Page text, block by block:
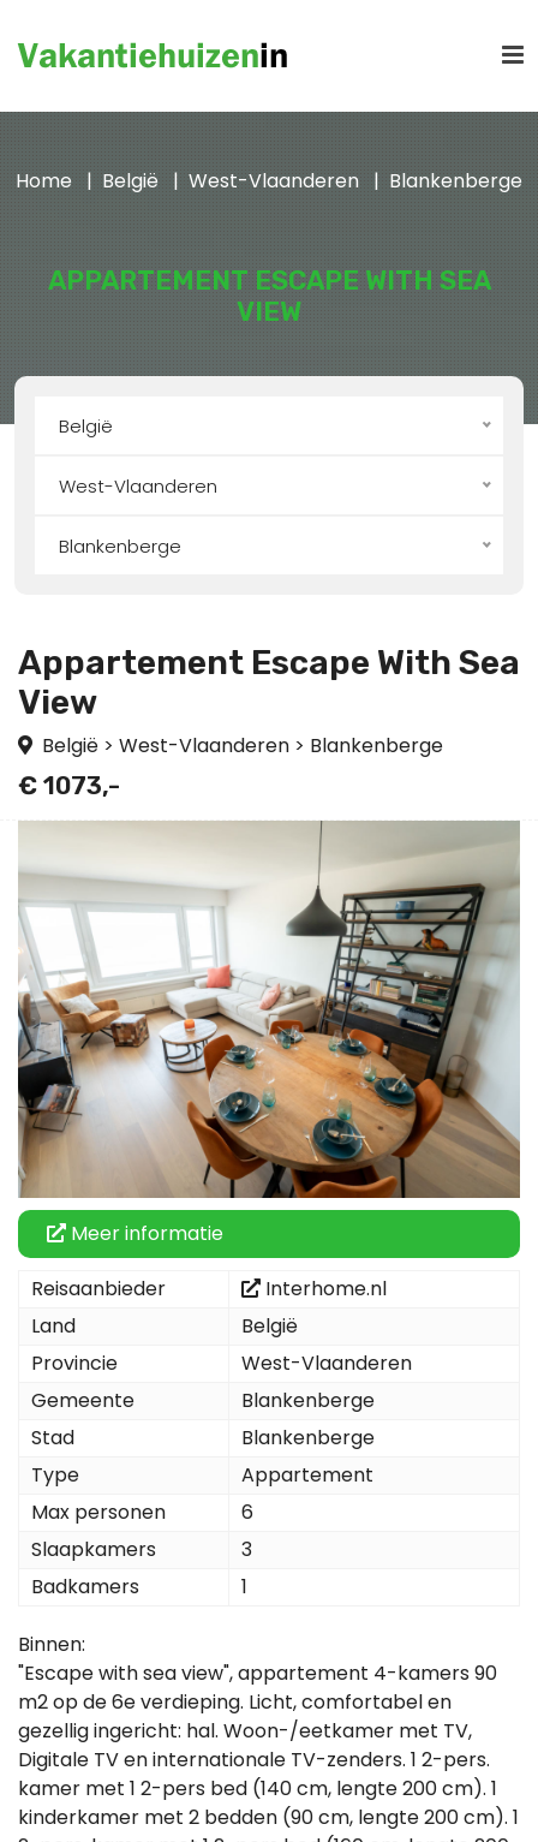
APPARTEMENT ESCAPE WITH SEA
VIEW
Home België West-Vlaanderen Blankenberge
België
West-Vlaanderen
Blankenberge
Appartement Escape With Sea
View
België > West-Vlaanderen > Blankenberge
€ 1073,-
Meer informatie
Reisaanbieder
Interhome.nl
Land
België
Provincie
West-Vlaanderen
Gemeente
Blankenberge
Stad
Blankenberge
Type
Appartement
Max personen
6
Slaapkamers
3
Badkamers
1
Binnen:
"Escape with sea view", appartement 4-kamers 90
m2 op de 6e verdieping. Licht, comfortabel en
gezellig ingericht: hal. Woon-/eetkamer met TV,
Digitale TV en internationale TV-zenders. 1 2-pers.
kamer met 1 2-pers bed (140 cm, lengte 200 cm). 1
kinderkamer met 2 bedden (90 cm, lengte 200 cm). 1